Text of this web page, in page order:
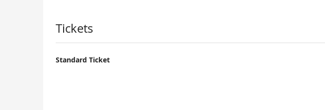
Produkte
Tickets
Standard Ticket